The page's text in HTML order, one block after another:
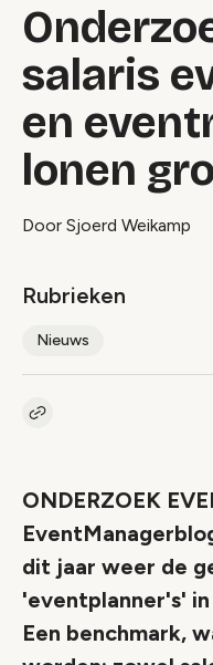
salaris
en
lonen
Door Sjoerd Weikamp
Rubrieken
Nieuws
Kopieer link naar artikel
ONDERZOEK
dit jaar weer de
'eventplanner's'
Een benchmark,